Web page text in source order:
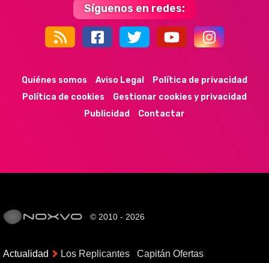
Síguenos en redes:
44k 9k 35k 352
Quiénes somos Aviso Legal
Política de privacidad
Política de cookies
Gestionar cookies y privacidad
Publicidad
Contactar
© 2010 - 2026
Actualidad Los Replicantes Capitán Ofertas